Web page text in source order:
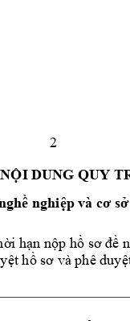
2
NỘI DUNG QUY
nghiệp và cơ sở
hạn nộp hồ sơ đề
hồ sơ và phê